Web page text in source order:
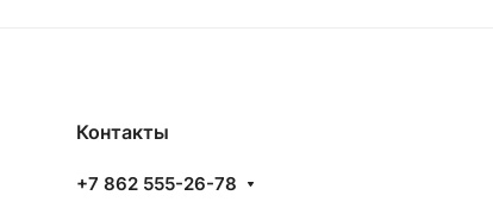
Контакты
+7 862 555-26-78